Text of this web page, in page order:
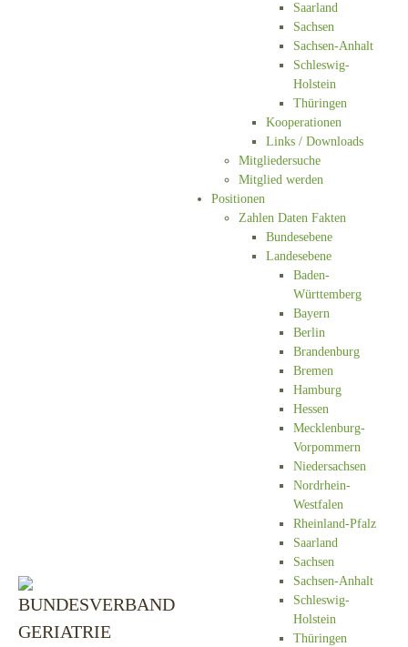
Saarland
Sachsen
Sachsen-Anhalt
Schleswig-
Holstein
Thüringen
Kooperationen
Links / Downloads
Mitgliedersuche
Mitglied werden
Positionen
Zahlen Daten Fakten
Bundesebene
Landesebene
Baden-
Württemberg
Bayern
Berlin
Brandenburg
Bremen
Hamburg
Hessen
Mecklenburg-
Vorpommern
Niedersachsen
Nordrhein-
Westfalen
Rheinland-Pfalz
Saarland
Sachsen
Sachsen-Anhalt
Schleswig-
Holstein
Thüringen